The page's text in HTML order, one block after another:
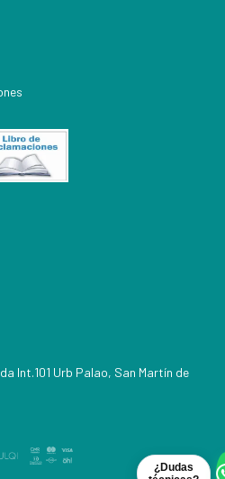
¿Dudas
Int.101 Urb Palao, San Martín de